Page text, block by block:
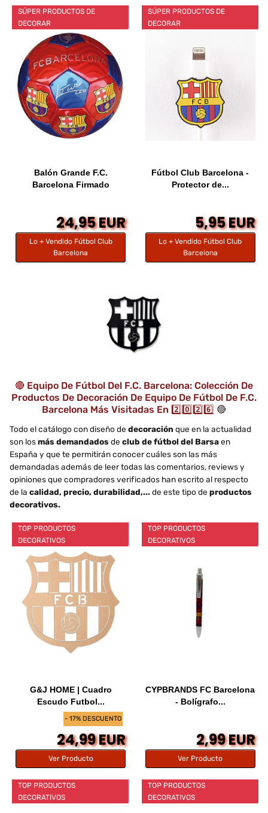
SÚPER PRODUCTOS DE
DECORAR
Balón Grande F.C.
Barcelona Firmado
24,95 EUR
Lo + Vendido Fútbol Club
Barcelona
SÚPER PRODUCTOS DE
DECORAR
Fútbol Club Barcelona -
Protector de...
5,95 EUR
Lo + Vendido Fútbol Club
Barcelona
🔴 Equipo De Fútbol Del F.C. Barcelona: Colección De
Productos De Decoración De Equipo De Fútbol De F.C.
Barcelona Más Visitadas En 2️⃣0️⃣2️⃣6️⃣ 🔴
Todo el catálogo con diseño de decoración que en la actualidad
son losmás demandados de club de fútbol del Barsaen
España y que te permitirán conocer cuáles son las más
demandadas además de leer todas las comentarios, reviews y
opiniones que compradores verificados han escrito al respecto
de la calidad, precio, durabilidad,...de este tipo de productos
decorativos.
- 17% DESCUENTO
TOP PRODUCTOS
DECORATIVOS
G&J HOME | Cuadro
Escudo Futbol...
24,99 EUR
Ver Producto
TOP PRODUCTOS
DECORATIVOS
CYPBRANDS FC Barcelona
- Bolígrafo...
2,99 EUR
Ver Producto
TOP PRODUCTOS
DECORATIVOS
TOP PRODUCTOS
DECORATIVOS